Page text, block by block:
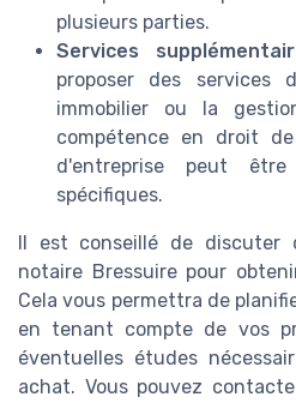
plusieurs parties.
Services
proposer des
immobilier ou la
compétence en droit
d'entreprise peut
spécifiques.
Il est conseillé de discuter
notaire Bressuire pour
Cela vous permettra de
en tenant compte de vos
éventuelles études
achat. Vous pouvez